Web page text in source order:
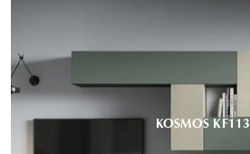
KOSMOS KF113